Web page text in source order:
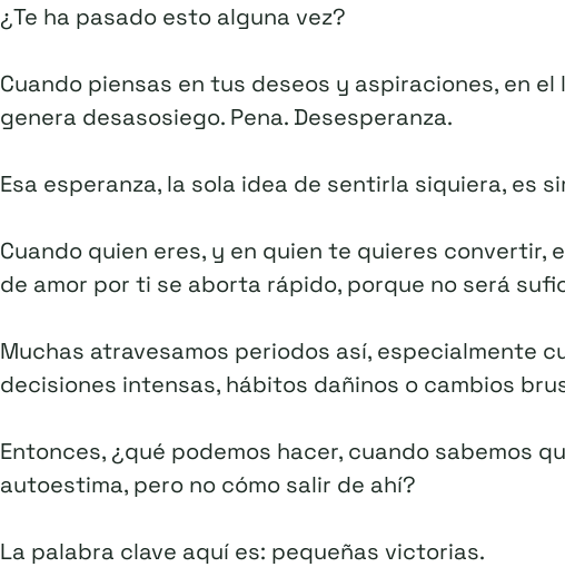
¿Te ha pasado esto alguna vez?
Cuando piensas en tus deseos y aspiraciones, en
genera desasosiego. Pena. Desesperanza.
Esa esperanza, la sola idea de sentirla siquiera, es
Cuando quien eres, y en quien te quieres
de amor por ti se aborta rápido, porque no será
Muchas atravesamos periodos así, especialmente
decisiones intensas, hábitos dañinos o cambios
Entonces, ¿qué podemos hacer, cuando sabemos
autoestima, pero no cómo salir de ahí?
La palabra clave aquí es: pequeñas victorias.